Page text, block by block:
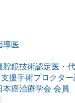
導医
鏡技術認定医・
援手術プロクタ
本癌治療学会 会員